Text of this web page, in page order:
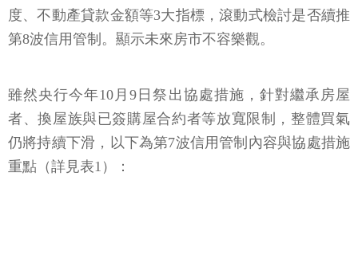
度、不動產貸款金額等3大指標，滾動式檢討是否續推
第8波信用管制。顯示未來房市不容樂觀。
雖然央行今年10月9日祭出協處措施，針對繼承房屋
者、換屋族與已簽購屋合約者等放寬限制，整體買氣
仍將持續下滑，以下為第7波信用管制內容與協處措施
重點（詳見表1）：